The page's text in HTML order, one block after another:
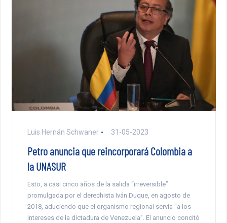
Luis Hernán Schwaner 31-05-2023
Petro anuncia que reincorporará Colombia a
la UNASUR
Esto, a casi cinco años de la salida “irreversible”
promulgada por el derechista Iván Duque, en agosto de
2018, aduciendo que el organismo regional servía “a los
intereses de la dictadura de Venezuela”. El anuncio concitó